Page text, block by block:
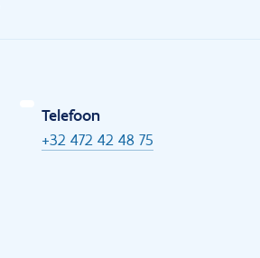
Telefoon
+32 472 42 48 75